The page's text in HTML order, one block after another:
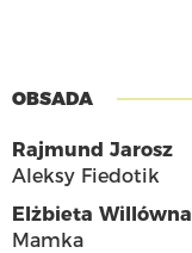
OBSADA
Rajmund Jarosz
Aleksy Fiedotik
Elżbieta Willówna
Mamka